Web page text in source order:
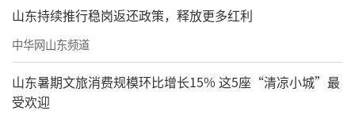
山东持续推行稳岗返还政策，释放更多红利
中华网山东频道
山东暑期文旅消费规模环比增长15% 这5座“清凉小城”最
受欢迎